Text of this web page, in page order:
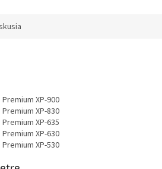
XP-900
XP-830
XP-635
XP-630
XP-530